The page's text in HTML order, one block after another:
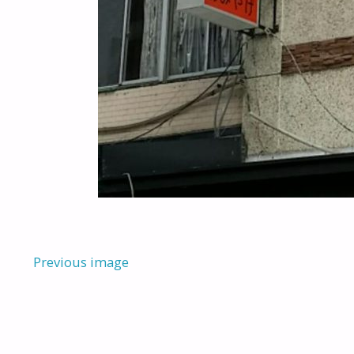
Previous image